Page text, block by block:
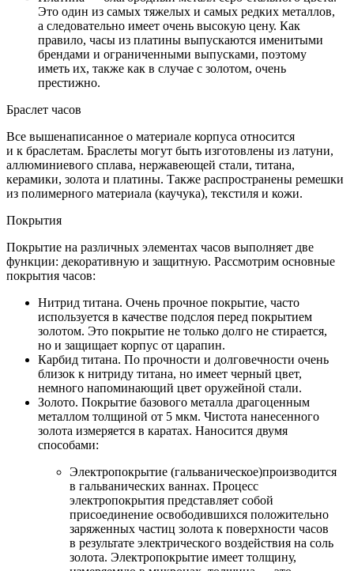
Это один из самых тяжелых и самых редких металлов,
а следовательно имеет очень высокую цену. Как
правило, часы из платины выпускаются именитыми
брендами и ограниченными выпусками, поэтому
иметь их, также как в случае с золотом, очень
престижно.
Браслет часов
Все вышенаписанное о материале корпуса относится
и к браслетам. Браслеты могут быть изготовлены из латуни,
аллюминиевого сплава, нержавеющей стали, титана,
керамики, золота и платины. Также распространены ремешки
из полимерного материала (каучука), текстиля и кожи.
Покрытия
Покрытие на различных элементах часов выполняет две
функции: декоративную и защитную. Рассмотрим основные
покрытия часов:
Нитрид титана. Очень прочное покрытие, часто
используется в качестве подслоя перед покрытием
золотом. Это покрытие не только долго не стирается,
но и защищает корпус от царапин.
Карбид титана. По прочности и долговечности очень
близок к нитриду титана, но имеет черный цвет,
немного напоминающий цвет оружейной стали.
Золото. Покрытие базового металла драгоценным
металлом толщиной от 5 мкм. Чистота нанесенного
золота измеряется в каратах. Наносится двумя
способами:
Электропокрытие (гальваническое)производится
в гальванических ваннах. Процесс
электропокрытия представляет собой
присоединение освободившихся положительно
заряженных частиц золота к поверхности часов
в результате электрического воздействия на соль
золота. Электропокрытие имеет толщину,